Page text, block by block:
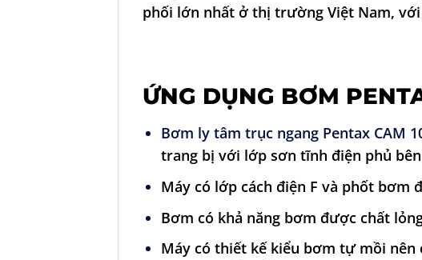
phối lớn nhất ở thị trường Việt Nam,
ỨNG DỤNG BƠM
Bơm ly tâm trục ngang Pentax CAM
trang bị với lớp sơn tĩnh điện phủ
Máy có lớp cách điện F và phốt
Bơm có khả năng bơm được chất
Máy có thiết kế kiểu bơm tự mồi